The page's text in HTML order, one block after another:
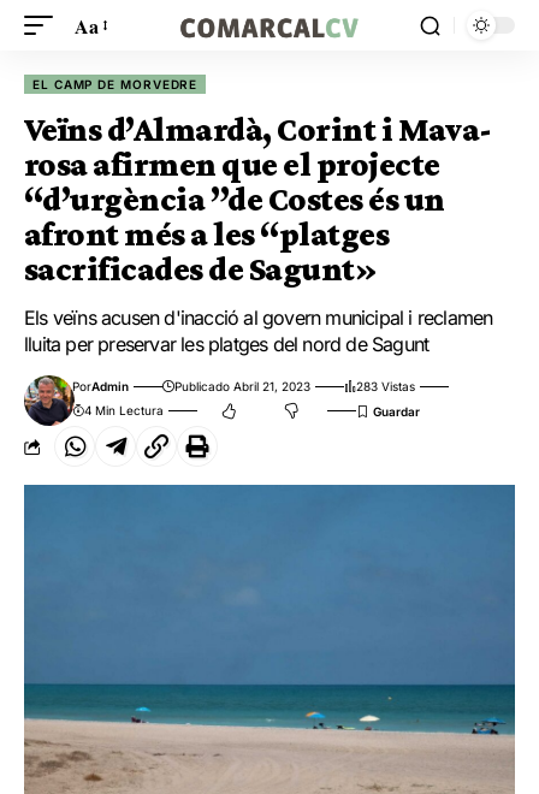
Aa
EL CAMP DE MORVEDRE
Veïns d’Almardà, Corint i Mava-
rosa afirmen que el projecte
“d’urgència ”de Costes és un
afront més a les “platges
sacrificades de Sagunt»
Els veïns acusen d'inacció al govern municipal i reclamen
lluita per preservar les platges del nord de Sagunt
PorAdmin Publicado Abril 21, 2023
283 Vistas
4 Min Lectura